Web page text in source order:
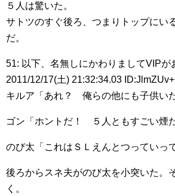
５人は驚いた。
サトツのすぐ後ろ、つまりトップにい
だ。
51: 以下、名無しにかわりましてVIPが
2011/12/17(土) 21:32:34.03
キルア「あれ？ 俺らの他にも子供いた
ゴン「ホントだ！ ５人ともすごい煙だ
のび太「これはＳＬえんとつっていっ
後ろからスネ夫がのび太を小突いた。
く。